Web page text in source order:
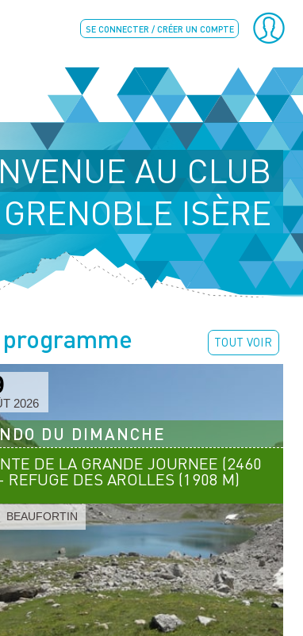
SE CONNECTER / CRÉER UN COMPTE
AU CLUB
ISÈRE
À LA
&
À
LE 13
MONTAGNE -
VERSANT RUPAL
23/05/2026 -
FESTIVAL DES
RÉCIT
programme TOUT VOIR
2026
DU DIMANCHE
DE LA GRANDE JOURNEE (2460
REFUGE DES AROLLES (1908 M)
BEAUFORTIN